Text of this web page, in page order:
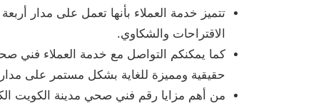
تتميز خدمة العملاء بأنها تعمل على مدار
الاقتراحات والشكاوي.
كما يمكنكم التواصل مع خدمة العملاء فني
حقيقية ومميزة للغاية بشكل مستمر على مدار
من أهم مزايا رقم فني صحي مدينة الكويت